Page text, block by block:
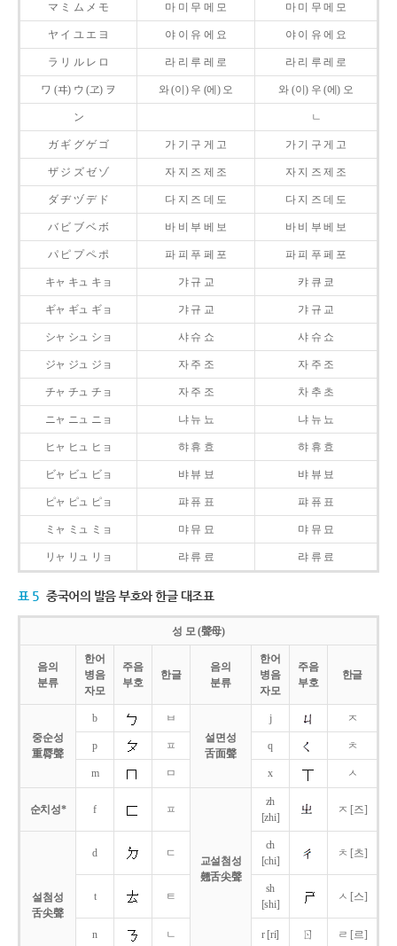
マ ミ ム メ モ 마 미 무 메 모 마 미 무 메 모
ヤ イ ユ エ ヨ 야 이 유 에 요 야 이 유 에 요
ラ リ ル レ ロ 라 리 루 레 로 라 리 루 레 로
ワ (ヰ) ウ (ヱ) ヲ 와 (이) 우 (에) 오 와 (이) 우 (에) 오
ン ㄴ
ガ ギ グ ゲ ゴ 가 기 구 게 고 가 기 구 게 고
ザ ジ ズ ゼ ゾ 자 지 즈 제 조 자 지 즈 제 조
ダ ヂ ヅ デ ド 다 지 즈 데 도 다 지 즈 데 도
バ ビ ブ ベ ボ 바 비 부 베 보 바 비 부 베 보
パ ピ プ ペ ポ 파 피 푸 페 포 파 피 푸 페 포
キャ キュ キョ 갸 규 교 캬 큐 쿄
ギャ ギュ ギョ 갸 규 교 갸 규 교
シャ シュ ショ 샤 슈 쇼 샤 슈 쇼
ジャ ジュ ジョ 자 주 조 자 주 조
チャ チュ チョ 자 주 조 차 추 초
ニャ ニュ ニョ 냐 뉴 뇨 냐 뉴 뇨
ヒャ ヒュ ヒョ 햐 휴 효 햐 휴 효
ビャ ビュ ビョ 뱌 뷰 뵤 뱌 뷰 뵤
ピャ ピュ ピョ 퍄 퓨 표 퍄 퓨 표
ミャ ミュ ミョ 먀 뮤 묘 먀 뮤 묘
リャ リュ リョ 랴 류 료 랴 류 료
표 5 중국어의 발음 부호와 한글 대조표
성 모 (聲母)
음의
분류
한어
병음
자모
주음
부호
한글
음의
분류
한어
병음
자모
주음
부호
한글
중순성
重脣聲
b
ㅂ
설면성
舌面聲
j ㅈ
p ㅍ q ㅊ
m ㅁ x ㅅ
순치성* f ㅍ
교설첨성
翹舌尖聲
zh
[zhi]
ㅈ [즈]
설첨성
舌尖聲
d ㄷ
ch
[chi]
ㅊ [츠]
t ㅌ
sh
[shi]
ㅅ [스]
n ㄴ r [ri] ㄖ ㄹ [르]